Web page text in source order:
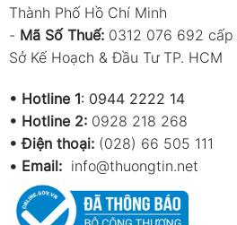
Thành Phố Hồ Chí Minh
- Mã Số Thuế: 0312 076 692
Sở Kế Hoạch & Đầu Tư TP. HCM
• Hotline 1: 0944 2222 14
• Hotline 2: 0928 218 268
• Điện thoại: (028) 66 505 111
• Email: info@thuongtin.net